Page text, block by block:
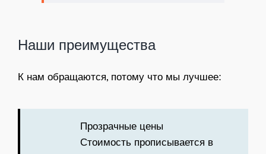
Наши преимущества
К нам обращаются, потому что мы лучшее:
Прозрачные цены
Стоимость прописывается в